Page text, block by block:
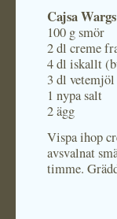
Cajsa
100 g smör
2 dl creme
4 dl iskallt
3 dl vetemjöl
1 nypa salt
2 ägg
Vispa ihop
avsvalnat
timme.